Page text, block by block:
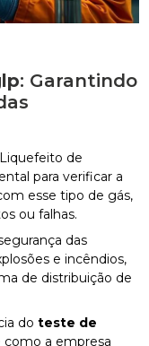
: Garantindo
de
para verificar a
esse tipo de gás,
ou falhas.
das
e incêndios,
de distribuição de
doteste de
como a empresa